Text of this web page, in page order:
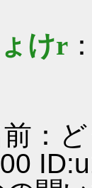
けr
：